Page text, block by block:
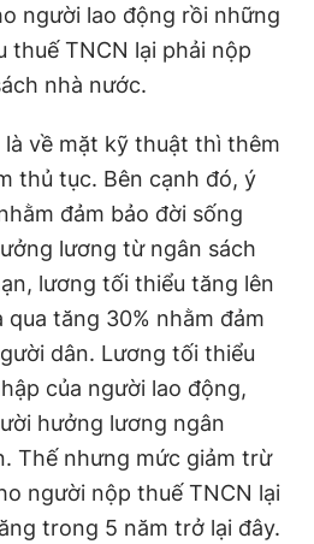
người lao động rồi những
thuế TNCN lại phải nộp
nhà nước.
về mặt kỹ thuật thì thêm
thủ tục. Bên cạnh đó, ý
đảm bảo đời sống
lương từ ngân sách
lương tối thiểu tăng lên
qua tăng 30% nhằm đảm
dân. Lương tối thiểu
của người lao động,
hưởng lương ngân
Thế nhưng mức giảm trừ
người nộp thuế TNCN lại
trong 5 năm trở lại đây.